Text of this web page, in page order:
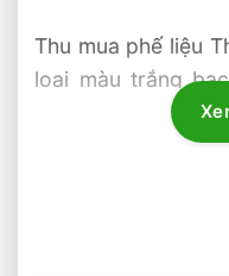
Thu mua phế liệu
loại màu trắng
dát mỏng. Khi
thanh nứt vỡ có